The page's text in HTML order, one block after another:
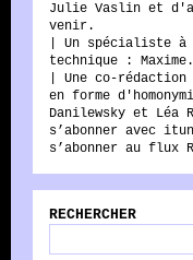
Julie Vaslin et
venir.
| Un spécialiste
technique : Maxime.
| Une co-rédaction
en forme
Danilewsky et Léa
s’abonner avec
s’abonner au flux
RECHERCHER